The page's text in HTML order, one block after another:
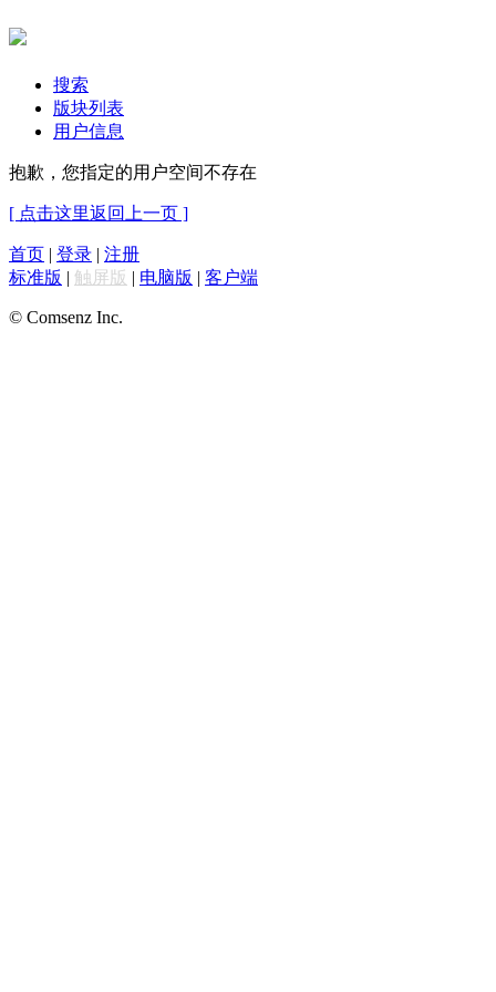
搜索
版块列表
用户信息
抱歉，您指定的用户空间不存在
[ 点击这里返回上一页 ]
首页 | 登录 | 注册
标准版 | 触屏版 | 电脑版 | 客户端
© Comsenz Inc.